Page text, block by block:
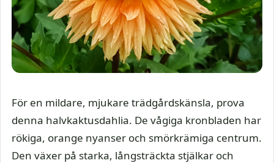
För en mildare, mjukare trädgårdskänsla, prova
denna halvkaktusdahlia. De vågiga kronbladen har
rökiga, orange nyanser och smörkrämiga centrum.
Den växer på starka, långsträckta stjälkar och